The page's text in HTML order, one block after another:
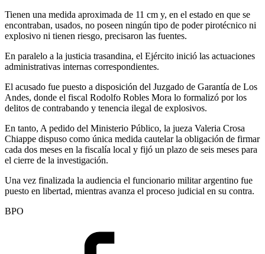
Tienen una medida aproximada de 11 cm y, en el estado en que se
encontraban, usados, no poseen ningún tipo de poder pirotécnico ni
explosivo ni tienen riesgo, precisaron las fuentes.
En paralelo a la justicia trasandina, el Ejército inició las actuaciones
administrativas internas correspondientes.
El acusado fue puesto a disposición del Juzgado de Garantía de Los
Andes, donde el fiscal Rodolfo Robles Mora lo formalizó por los
delitos de contrabando y tenencia ilegal de explosivos.
En tanto, A pedido del Ministerio Público, la jueza Valeria Crosa
Chiappe dispuso como única medida cautelar la obligación de firmar
cada dos meses en la fiscalía local y fijó un plazo de seis meses para
el cierre de la investigación.
Una vez finalizada la audiencia el funcionario militar argentino fue
puesto en libertad, mientras avanza el proceso judicial en su contra.
BPO